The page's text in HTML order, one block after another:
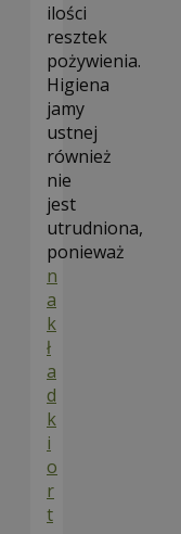
ilości
resztek
pożywienia.
Higiena
jamy
ustnej
również
nie
jest
utrudniona,
ponieważ
n
a
k
ł
a
d
k
i
o
r
t